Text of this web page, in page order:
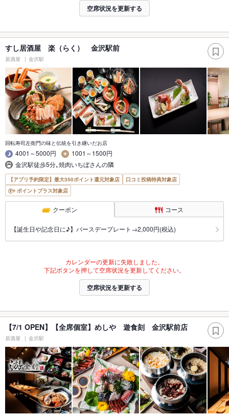
空席状況を更新する
すし居酒屋 楽（らく） 金沢駅前
居酒屋 金沢駅
回転寿司左衛門の味と伝統を引き継いだお店
4001～5000円
1001～1500円
金沢駅徒歩5分｡焼肉いちぼさんの隣
【アプリ予約限定】最大350ポイント還元対象店
口コミ投稿特典対象店
ポイントプラス対象店
クーポン コース
【誕生日や記念日に♪】バースデープレート→2,000円(税込)
カレンダーの更新に失敗しました。
下記ボタンを押して空席状況を更新してください。
空席状況を更新する
【7/1 OPEN】【全席個室】めしや 遊食刻 金沢駅前店
居酒屋 金沢駅